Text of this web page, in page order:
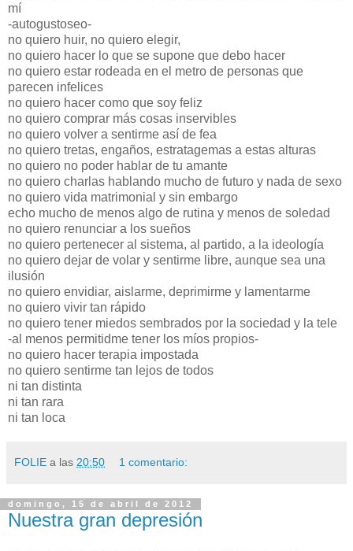
mí
-autogustoseo-
no quiero huir, no quiero elegir,
no quiero hacer lo que se supone que debo hacer
no quiero estar rodeada en el metro de personas que
parecen infelices
no quiero hacer como que soy feliz
no quiero comprar más cosas inservibles
no quiero volver a sentirme así de fea
no quiero tretas, engaños, estratagemas a estas alturas
no quiero no poder hablar de tu amante
no quiero charlas hablando mucho de futuro y nada de sexo
no quiero vida matrimonial y sin embargo
echo mucho de menos algo de rutina y menos de soledad
no quiero renunciar a los sueños
no quiero pertenecer al sistema, al partido, a la ideología
no quiero dejar de volar y sentirme libre, aunque sea una
ilusión
no quiero envidiar, aislarme, deprimirme y lamentarme
no quiero vivir tan rápido
no quiero tener miedos sembrados por la sociedad y la tele
-al menos permitidme tener los míos propios-
no quiero hacer terapia impostada
no quiero sentirme tan lejos de todos
ni tan distinta
ni tan rara
ni tan loca
FOLIE a las 20:50 1 comentario:
domingo, 15 de abril de 2012
Nuestra gran depresión